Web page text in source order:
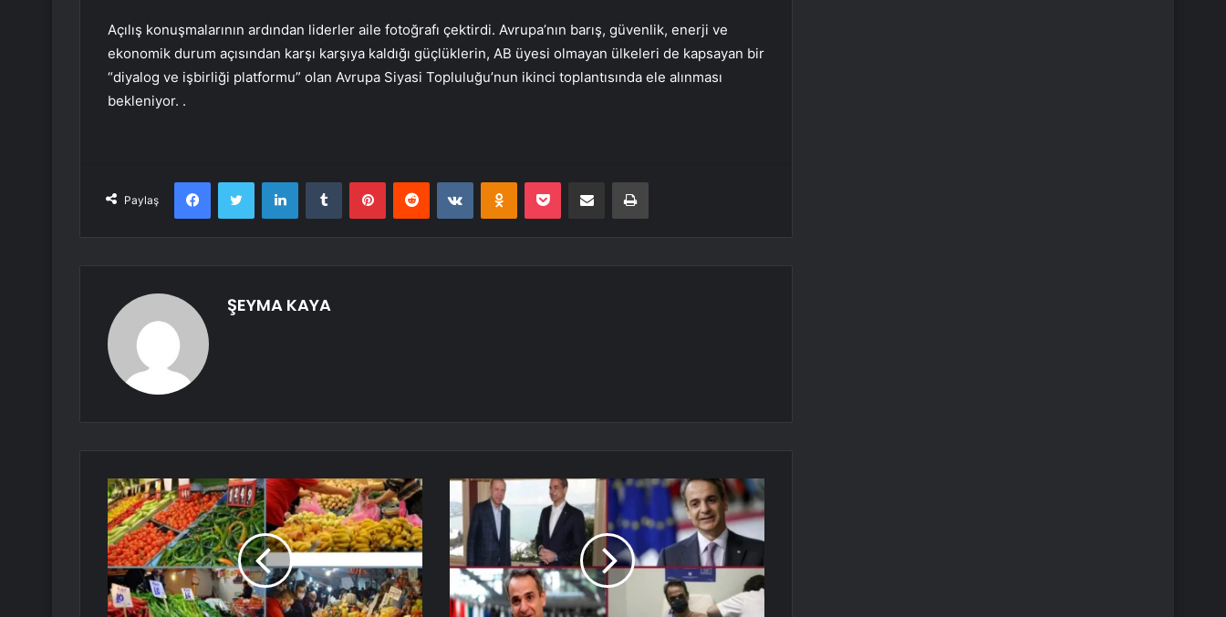
Açılış konuşmalarının ardından liderler aile fotoğrafı çektirdi. Avrupa’nın barış, güvenlik, enerji ve
ekonomik durum açısından karşı karşıya kaldığı güçlüklerin, AB üyesi olmayan ülkeleri de kapsayan bir
“diyalog ve işbirliği platformu” olan Avrupa Siyasi Topluluğu’nun ikinci toplantısında ele alınması
bekleniyor. .
Paylaş
FacebookTwitter LinkedInTumblr PinterestReddit VKontakteOdnoklassniki
Pocket E-Posta ile paylaş Yazdır
ŞEYMA KAYA